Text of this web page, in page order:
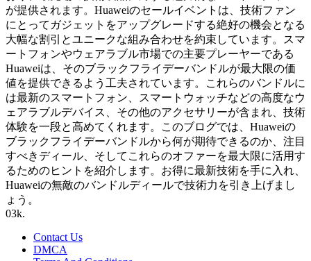
が提供されます。Huaweiのセールイベントは、技術ファン
にとってガジェットをアップグレードする絶好の機会となる
大幅な割引とユニークな組み合わせを約束しています。スマ
ートフォンやウェアラブル市場での主要プレーヤーである
Huaweiは、そのブラックフライデーバンドルが最大限の価
値を提供できるよう工夫されています。これらのバンドルに
は最新のスマートフォン、スマートウォッチなどの高度なウ
ェアラブルデバイス、その他のアクセサリーが含まれ、技術
体験を一段と高めてくれます。このブログでは、Huaweiの
ブラックフライデーバンドルから何が期待できるのか、注目
すべきディール、そしてこれらのオファーを最大限に活用す
るためのヒントを紹介します。お得に最新技術を手に入れ、
Huaweiの無敵のバンドルディールで技術力を引き上げまし
ょう。
03k.
Contact Us
DMCA